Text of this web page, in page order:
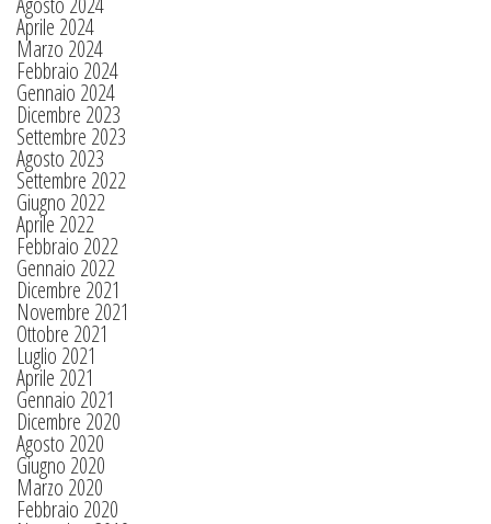
Aprile 2024
Marzo 2024
Febbraio 2024
Gennaio 2024
Dicembre 2023
Settembre 2023
Agosto 2023
Settembre 2022
Giugno 2022
Aprile 2022
Febbraio 2022
Gennaio 2022
Dicembre 2021
Novembre 2021
Ottobre 2021
Luglio 2021
Aprile 2021
Gennaio 2021
Dicembre 2020
Agosto 2020
Giugno 2020
Marzo 2020
Febbraio 2020